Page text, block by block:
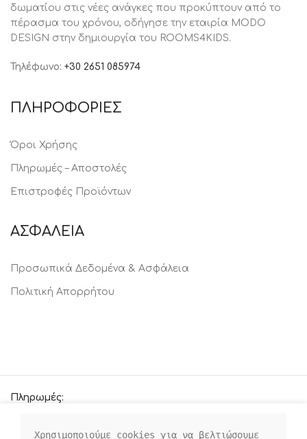
δωματίου στις νέες ανάγκες που προκύπτουν από το
πέρασμα του χρόνου, oδήγησε την εταιρία MODO
DESIGN στην δημιουργία του ROOMS4KIDS.
Τηλέφωνο: +30 2651 085974
ΠΛΗΡΟΦΟΡΙΕΣ
Όροι Χρήσης
Πληρωμές – Αποστολές
Επιστροφές Προϊόντων
ΑΣΦΑΛΕΙΑ
Προσωπικά Δεδομένα & Ασφάλεια
Πολιτική Απορρήτου
Πληρωμές:
Χρησιμοποιούμε cookies για να βελτιώσουμε